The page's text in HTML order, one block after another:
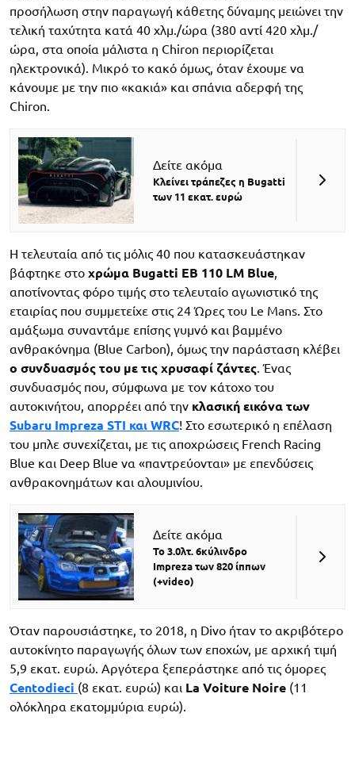
προσήλωση στην παραγωγή κάθετης δύναμης μειώνει την
τελική ταχύτητα κατά 40 χλμ./ώρα (380 αντί 420 χλμ./
ώρα, στα οποία μάλιστα η Chiron περιορίζεται
ηλεκτρονικά). Μικρό το κακό όμως, όταν έχουμε να
κάνουμε με την πιο «κακιά» και σπάνια αδερφή της
Chiron.
Δείτε ακόμα
Κλείνει τράπεζες η Bugatti
των 11 εκατ. ευρώ
Η τελευταία από τις μόλις 40 που κατασκευάστηκαν
βάφτηκε στο χρώμα Bugatti EB 110 LM Blue,
αποτίνοντας φόρο τιμής στο τελευταίο αγωνιστικό της
εταιρίας που συμμετείχε στις 24 Ώρες του Le Mans. Στο
αμάξωμα συναντάμε επίσης γυμνό και βαμμένο
ανθρακόνημα (Blue Carbon), όμως την παράσταση κλέβει
ο συνδυασμός του με τις χρυσαφί ζάντες. Ένας
συνδυασμός που, σύμφωνα με τον κάτοχο του
αυτοκινήτου, απορρέει από την κλασική εικόνα των
Subaru Impreza STI και WRC! Στο εσωτερικό η επέλαση
του μπλε συνεχίζεται, με τις αποχρώσεις French Racing
Blue και Deep Blue να «παντρεύονται» με επενδύσεις
ανθρακονημάτων και αλουμινίου.
Δείτε ακόμα
Το 3.0λτ. 6κύλινδρο
Impreza των 820 ίππων
(+video)
Όταν παρουσιάστηκε, το 2018, η Divo ήταν το ακριβότερο
αυτοκίνητο παραγωγής όλων των εποχών, με αρχική τιμή
5,9 εκατ. ευρώ. Αργότερα ξεπεράστηκε από τις όμορες
Centodieci (8 εκατ. ευρώ) και La Voiture Noire (11
ολόκληρα εκατομμύρια ευρώ).